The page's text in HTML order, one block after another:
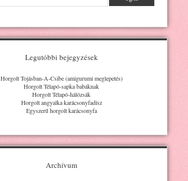
Legutóbbi bejegyzések
Horgolt Tojásban-A-Csibe (amigurumi meglepetés)
Horgolt Télapó-sapka babáknak
Horgolt Télapó-hálózsák
Horgolt angyalka karácsonyfadísz
Egyszerű horgolt karácsonyfa
Archívum